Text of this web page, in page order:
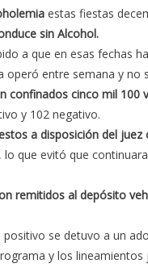
estas fiestas
sin Alcohol.
a que en esas fechas
operó entre semana y no
confinados cinco mil 100
y 102 negativo.
a disposición del
que evitó que
remitidos al depósito
se detuvo a un
y los